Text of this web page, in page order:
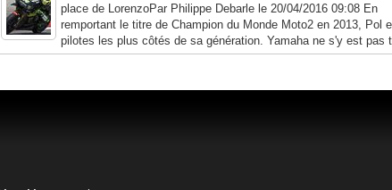
place de LorenzoPar Philippe Debarle le 20/04/2016 09:08 En
remportant le titre de Champion du Monde Moto2 en 2013, Pol
pilotes les plus côtés de sa génération. Yamaha ne s'y est pas